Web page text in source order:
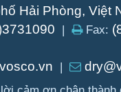
Hải Phòng, Việt
| Fax:
|